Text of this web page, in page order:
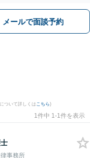
メールで面談予約
ついて詳しくはこちら)
1件中 1-1件を表示
事務所